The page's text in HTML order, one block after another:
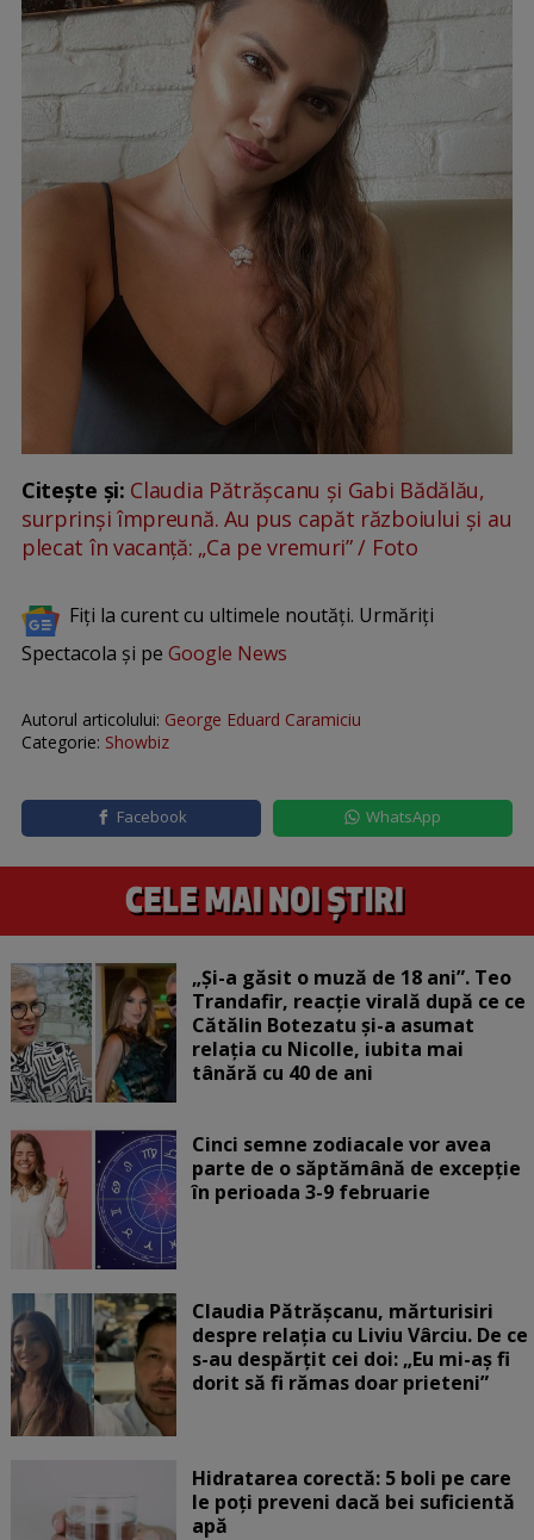
Citește și: Claudia Pătrășcanu și Gabi Bădălău,
surprinși împreună. Au pus capăt războiului și au
plecat în vacanță: „Ca pe vremuri” / Foto
Fiți la curent cu ultimele noutăți. Urmăriți
Spectacola și pe Google News
Autorul articolului: George Eduard Caramiciu
Categorie: Showbiz
Facebook WhatsApp
„Și-a găsit o muză de 18 ani”. Teo
Trandafir, reacție virală după ce ce
Cătălin Botezatu și-a asumat
relația cu Nicolle, iubita mai
tânără cu 40 de ani
Cinci semne zodiacale vor avea
parte de o săptămână de excepție
în perioada 3-9 februarie
Claudia Pătrășcanu, mărturisiri
despre relația cu Liviu Vârciu. De ce
s-au despărțit cei doi: „Eu mi-aș fi
dorit să fi rămas doar prieteni”
Hidratarea corectă: 5 boli pe care
le poți preveni dacă bei suficientă
apă